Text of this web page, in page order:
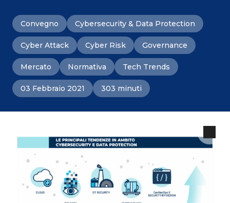
Convegno Cybersecurity & Data Protection
Cyber Attack Cyber Risk Governance
Mercato Normativa Tech Trends
03 Febbraio 2021 303 minuti